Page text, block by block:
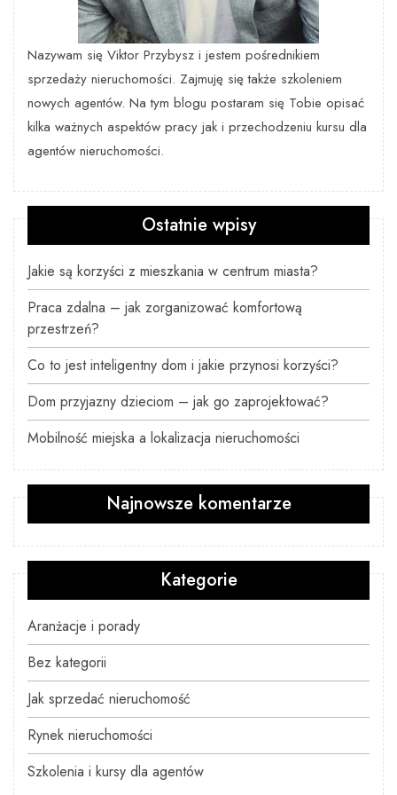
Nazywam się Viktor Przybysz i jestem pośrednikiem
sprzedaży nieruchomości. Zajmuję się także szkoleniem
nowych agentów. Na tym blogu postaram się Tobie opisać
kilka ważnych aspektów pracy jak i przechodzeniu kursu dla
agentów nieruchomości.
Ostatnie wpisy
Jakie są korzyści z mieszkania w centrum miasta?
Praca zdalna – jak zorganizować komfortową
przestrzeń?
Co to jest inteligentny dom i jakie przynosi korzyści?
Dom przyjazny dzieciom – jak go zaprojektować?
Mobilność miejska a lokalizacja nieruchomości
Najnowsze komentarze
Kategorie
Aranżacje i porady
Bez kategorii
Jak sprzedać nieruchomość
Rynek nieruchomości
Szkolenia i kursy dla agentów